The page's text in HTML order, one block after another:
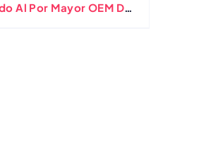
Al Por Mayor OEM Del